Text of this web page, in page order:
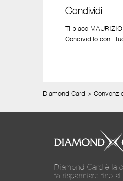
Condividi
Ti piace
Condividilo con i
Diamond Card >
Diamond Card è la
fa risparmiare fino al